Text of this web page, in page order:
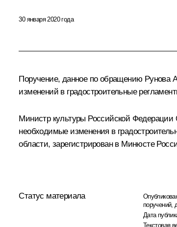
30 января 2020 года
Поручение, данное по обращению Рунова
изменений в градостроительные
Министр культуры Российской
необходимые изменения в
области, зарегистрирован в Минюсте
Статус материала
поручений,
Дата
Текстовая